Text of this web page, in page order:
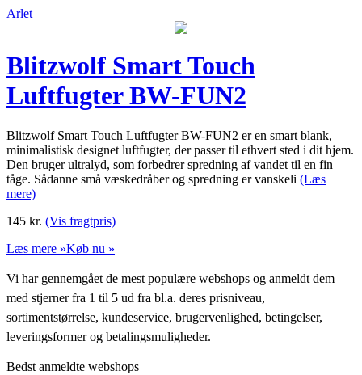
Arlet
Blitzwolf Smart Touch
Luftfugter BW-FUN2
Blitzwolf Smart Touch Luftfugter BW-FUN2 er en smart blank,
minimalistisk designet luftfugter, der passer til ethvert sted i dit hjem.
Den bruger ultralyd, som forbedrer spredning af vandet til en fin
tåge. Sådanne små væskedråber og spredning er vanskeli (Læs
mere)
145 kr. (Vis fragtpris)
Læs mere »Køb nu »
Vi har gennemgået de mest populære webshops og anmeldt dem
med stjerner fra 1 til 5 ud fra bl.a. deres prisniveau,
sortimentstørrelse, kundeservice, brugervenlighed, betingelser,
leveringsformer og betalingsmuligheder.
Bedst anmeldte webshops